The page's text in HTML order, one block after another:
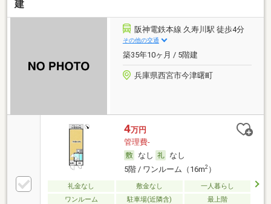
建
阪神電鉄本線 久寿川駅 徒歩4分
その他の交通
築35年10ヶ月 / 5階建
兵庫県西宮市今津曙町
4万円
管理費-
なし
なし
5階 / ワンルーム（16m2）
礼金なし 敷金なし
一人暮らし
ワンルーム
駐車場(近隣含) 最上階